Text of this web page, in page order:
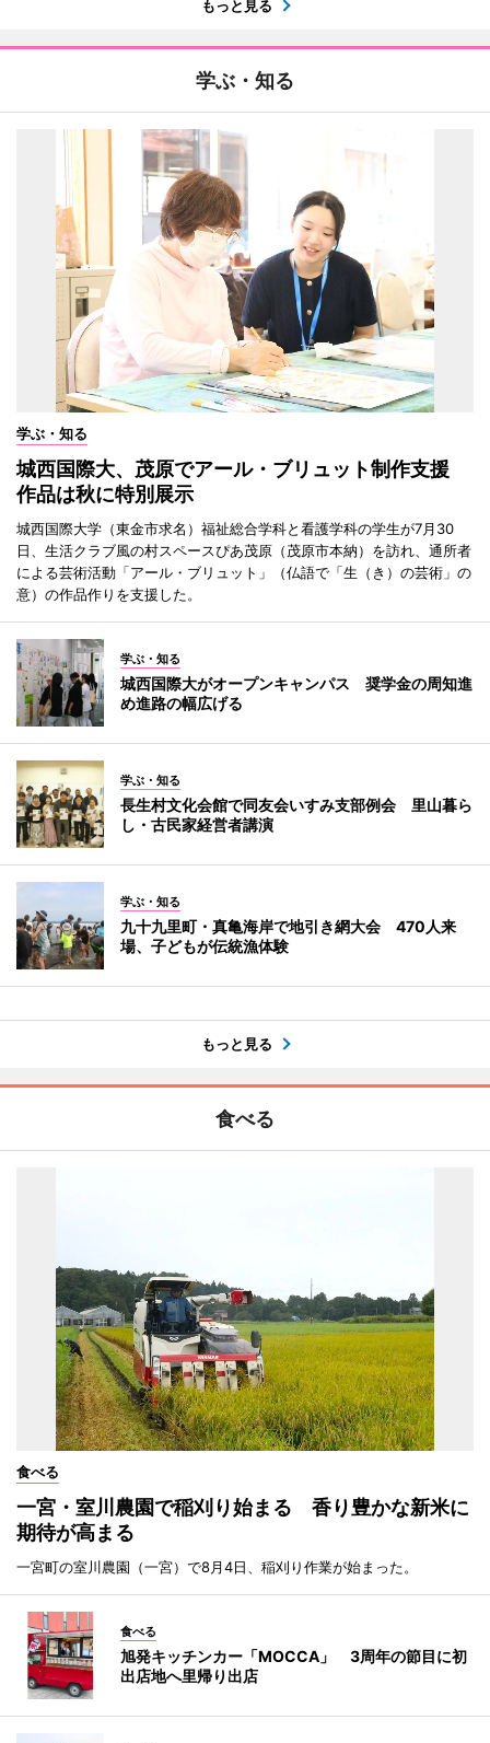
もっと見る
学ぶ・知る
学ぶ・知る
城西国際大、茂原でアール・ブリュット制作支援
作品は秋に特別展示
城西国際大学（東金市求名）福祉総合学科と看護学科の学生が7月30
日、生活クラブ風の村スペースぴあ茂原（茂原市本納）を訪れ、通所者
による芸術活動「アール・ブリュット」（仏語で「生（き）の芸術」の
意）の作品作りを支援した。
学ぶ・知る
城西国際大がオープンキャンパス 奨学金の周知進
め進路の幅広げる
学ぶ・知る
長生村文化会館で同友会いすみ支部例会 里山暮ら
し・古民家経営者講演
学ぶ・知る
九十九里町・真亀海岸で地引き網大会 470人来
場、子どもが伝統漁体験
もっと見る
食べる
食べる
一宮・室川農園で稲刈り始まる 香り豊かな新米に
期待が高まる
一宮町の室川農園（一宮）で8月4日、稲刈り作業が始まった。
食べる
旭発キッチンカー「MOCCA」 3周年の節目に初
出店地へ里帰り出店